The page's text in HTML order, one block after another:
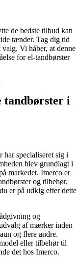
de bedste tilbud kan
tænder. Tag dig tid
Vi håber, at denne
for el-tandbørster
tandbørster i
har specialiseret sig i
blev grundlagt i
markedet. Imerco er
og tilbehør,
er på udkig efter dette
og
af mærker inden
og flere andre.
eller tilbehør til
det hos Imerco.